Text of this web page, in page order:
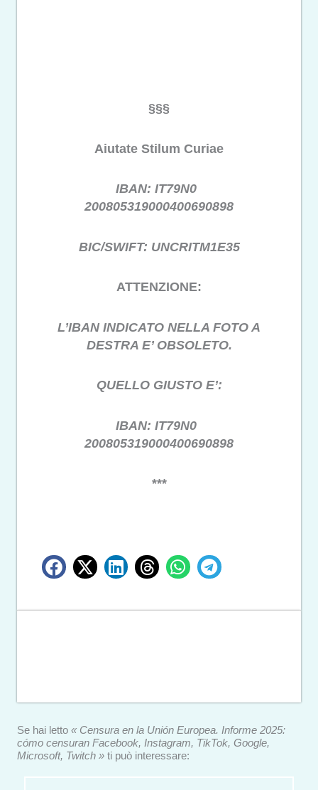
§§§
Aiutate Stilum Curiae
IBAN: IT79N0
200805319000400690898
BIC/SWIFT: UNCRITM1E35
ATTENZIONE:
L’IBAN INDICATO NELLA FOTO A
DESTRA E’ OBSOLETO.
QUELLO GIUSTO E’:
IBAN: IT79N0
200805319000400690898
***
Se hai letto « Censura en la Unión Europea. Informe 2025:
cómo censuran Facebook, Instagram, TikTok, Google,
Microsoft, Twitch » ti può interessare: